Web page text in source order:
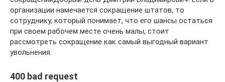
организации намечается сокращение штатов, то
сотруднику, который понимает, что его шансы остаться
при своем рабочем месте очень малы, стоит
рассмотреть сокращение как самый выгодный вариант
увольнения.
400 bad request